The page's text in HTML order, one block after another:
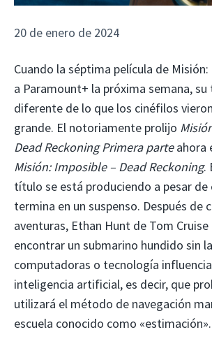
20 de enero de 2024
Cuando la séptima película de
a Paramount+ la próxima semana,
diferente de lo que los cinéfilos
grande. El notoriamente prolijo
Dead Reckoning Primera parteahora
Misión: Imposible – Dead Reckoning.
título se está produciendo a pesar de
termina en un suspenso. Después de
aventuras, Ethan Hunt de Tom
encontrar un submarino hundido sin
computadoras o tecnología
inteligencia artificial, es decir, que
utilizará el método de navegación
escuela conocido como